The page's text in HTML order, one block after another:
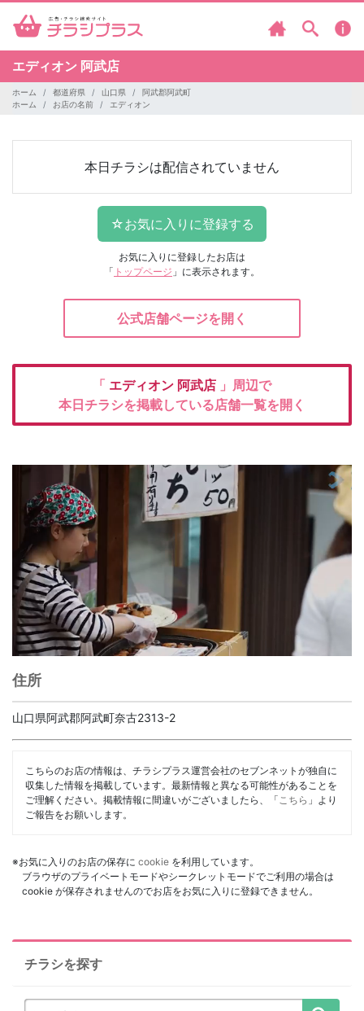
エディオン 阿武店
ホーム 都道府県 山口県
阿武郡阿武町
ホーム
お店の名前 エディオン
本日チラシは配信されていません
お気に入りに登録したお店は
「 トップページ 」に表示されます。
公式店舗ページを開く
「 エディオン 阿武店 」周辺で
本日チラシを掲載している店舗一覧を開く
住所
山口県阿武郡阿武町奈古2313-2
こちらのお店の情報は、チラシプラス運営会社のセブンネットが独自に
収集した情報を掲載しています。最新情報と異なる可能性があることを
ご理解ください。掲載情報に間違いがございましたら、「 こちら 」より
ご報告をお願いします。
※お気に入りのお店の保存に cookie を利用しています。
ブラウザのプライベートモードやシークレットモードでご利用の場合は
cookie が保存されませんのでお店をお気に入りに登録できません。
チラシを探す